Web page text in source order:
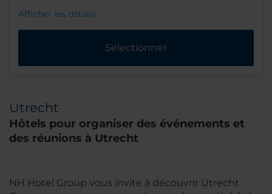
Afficher les détails
Sélectionner
Utrecht
Hôtels pour organiser des événements et
des réunions à Utrecht
NH Hotel Group vous invite à découvrir Utrecht.